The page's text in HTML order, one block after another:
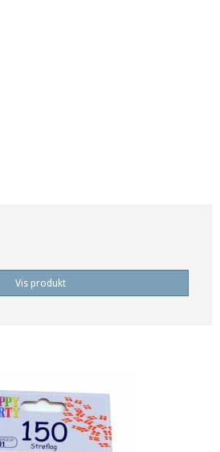
Vis produkt